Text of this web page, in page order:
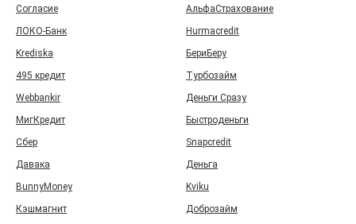
Согласие
АльфаСтрахование
ЛОКО-Банк
Hurmacredit
Krediska
БериБеру
495 кредит
Турбозайм
Webbankir
Деньги Сразу
МигКредит
Быстроденьги
Сбер
Snapcredit
Давака
Деньга
BunnyMoney
Kviku
Кэшмагнит
Доброзайм